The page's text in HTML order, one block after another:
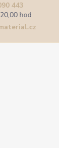
443
hod